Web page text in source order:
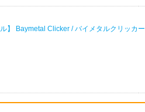
】 Baymetal Clicker / バイメタルクリッカー